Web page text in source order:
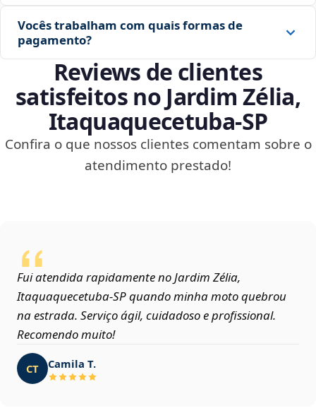
Vocês trabalham com quais formas de
pagamento?
Reviews de clientes
satisfeitos no Jardim Zélia,
Itaquaquecetuba‑SP
Confira o que nossos clientes comentam sobre o
atendimento prestado!
Fui atendida rapidamente no Jardim Zélia,
Itaquaquecetuba‑SP quando minha moto quebrou
na estrada. Serviço ágil, cuidadoso e profissional.
Recomendo muito!
CT Camila T.